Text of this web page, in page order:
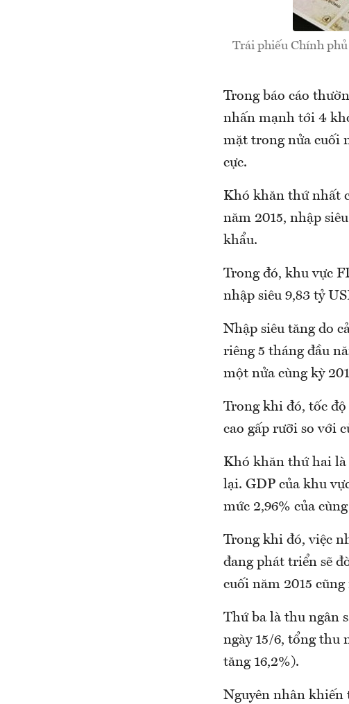
Trái phiếu Chính
Trong báo cáo
nhấn mạnh tới 4
mặt trong nửa cuối
cực.
Khó khăn thứ nhất
năm 2015, nhập
khẩu.
Trong đó, khu vực
nhập siêu 9,83 tỷ
Nhập siêu tăng do
riêng 5 tháng đầu
một nửa cùng kỳ
Trong khi đó, tốc
cao gấp rưỡi so với
Khó khăn thứ hai là
lại. GDP của khu
mức 2,96% của
Trong khi đó, việc
đang phát triển sẽ
cuối năm 2015
Thứ ba là thu ngân
ngày 15/6, tổng thu
tăng 16,2%).
Nguyên nhân khiến